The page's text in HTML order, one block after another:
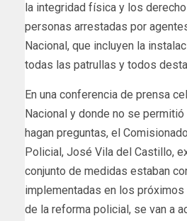
la integridad física y los
personas arrestadas por
Nacional, que incluyen la
todas las patrullas y todos
En una conferencia de prensa
Nacional y donde no se
hagan preguntas, el
Policial, José Vila del Castillo,
conjunto de medidas estaban
implementadas en los
de la reforma policial, se van a